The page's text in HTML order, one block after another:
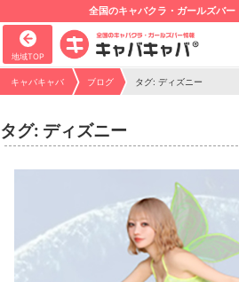
全国のキャバクラ・ガールズバー
地域TOP
キャバキャバ ブログ タグ: ディズニー
タグ: ディズニー